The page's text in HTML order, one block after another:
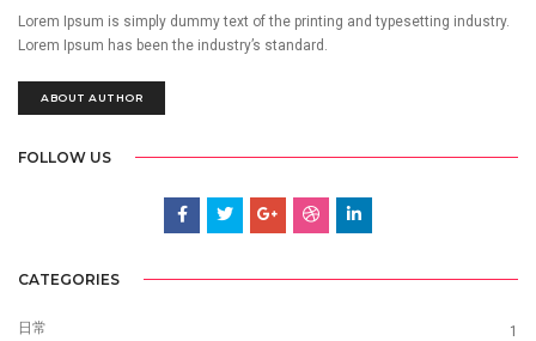
Lorem Ipsum is simply dummy text of the printing and typesetting industry.
Lorem Ipsum has been the industry’s standard.
ABOUT AUTHOR
FOLLOW US
CATEGORIES
日常 1